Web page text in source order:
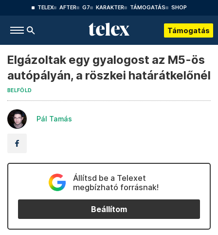
TELEX AFTER G7 KARAKTER TÁMOGATÁS SHOP
Támogatás
Elgázoltak egy gyalogost az M5-ös
autópályán, a röszkei határátkelőnél
BELFÖLD
Pál Tamás
Állítsd be a Telexet
megbízható forrásnak!
Beállítom